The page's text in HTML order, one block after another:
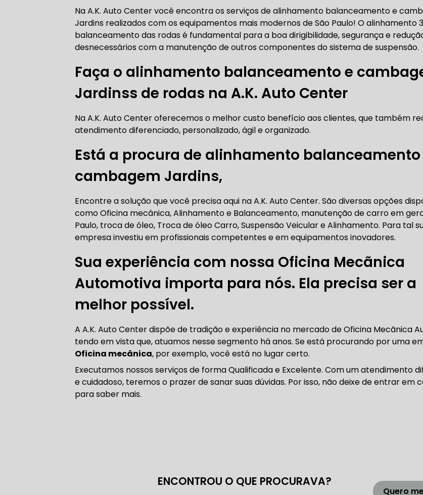
AUTO ELÉTRICO TROCA DE BATERIA OFICINA AUTO
TROCA CORREIA DENTADA
TROCA DA CORREIA DENTADA DA LAND ROVER
CORREIA DENTADA BMW CORREIA DENTADA
CORREIA DENTADA CARRO CORREIA DENTADA SÃO
DIREÇÃO HIDRÁULICA E ELÉTRICA MANUTENÇÃO
Na A.K. Auto Center você encontra os serviços de alinhamento balanceamento e
Jardins realizados com os equipamentos mais modernos de São Paulo! O alinhamento
balanceamento das rodas é fundamental para a boa dirigibilidade, segurança e
desnecessários com a manutenção de outros componentes do sistema de suspensão.
Faça o alinhamento balanceamento e
Jardinss de rodas na A.K. Auto Center
Na A.K. Auto Center oferecemos o melhor custo benefício aos clientes, que também
atendimento diferenciado, personalizado, ágil e organizado.
Está a procura de alinhamento balanceamento
cambagem Jardins,
Encontre a solução que você precisa aqui na A.K. Auto Center. São diversas opções
como Oficina mecânica, Alinhamento e Balanceamento, manutenção de carro em
Paulo, troca de óleo, Troca de óleo Carro, Suspensão Veicular e Alinhamento. Para tal
empresa investiu em profissionais competentes e em equipamentos inovadores.
Sua experiência com nossa Oficina Mecãnica
Automotiva importa para nós. Ela precisa ser a
melhor possível.
A A.K. Auto Center dispõe de tradição e experiência no mercado de Oficina Mecãnica
tendo em vista que, atuamos nesse segmento há anos. Se está procurando por uma
Oficina mecânica, por exemplo, você está no lugar certo.
Executamos nossos serviços de forma Qualificada e Excelente. Com um atendimento
e cuidadoso, teremos o prazer de sanar suas dúvidas. Por isso, não deixe de entrar em
para saber mais.
ENCONTROU O QUE PROCURAVA?
Quero